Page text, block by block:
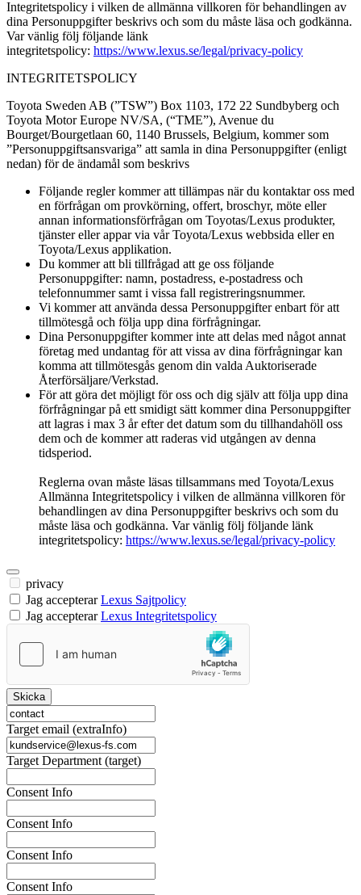
Integritetspolicy i vilken de allmänna villkoren för behandlingen av
dina Personuppgifter beskrivs och som du måste läsa och godkänna.
Var vänlig följ följande länk
integritetspolicy: https://www.lexus.se/legal/privacy-policy
INTEGRITETSPOLICY
Toyota Sweden AB (”TSW”) Box 1103, 172 22 Sundbyberg och
Toyota Motor Europe NV/SA, (“TME”), Avenue du
Bourget/Bourgetlaan 60, 1140 Brussels, Belgium, kommer som
”Personuppgiftsansvariga” att samla in dina Personuppgifter (enligt
nedan) för de ändamål som beskrivs
Följande regler kommer att tillämpas när du kontaktar oss med
en förfrågan om provkörning, offert, broschyr, möte eller
annan informationsförfrågan om Toyotas/Lexus produkter,
tjänster eller appar via vår Toyota/Lexus webbsida eller en
Toyota/Lexus applikation.
Du kommer att bli tillfrågad att ge oss följande
Personuppgifter: namn, postadress, e-postadress och
telefonnummer samt i vissa fall registreringsnummer.
Vi kommer att använda dessa Personuppgifter enbart för att
tillmötesgå och följa upp dina förfrågningar.
Dina Personuppgifter kommer inte att delas med något annat
företag med undantag för att vissa av dina förfrågningar kan
komma att tillmötesgås genom din valda Auktoriserade
Återförsäljare/Verkstad.
För att göra det möjligt för oss och dig själv att följa upp dina
förfrågningar på ett smidigt sätt kommer dina Personuppgifter
att lagras i max 3 år efter det datum som du tillhandahöll oss
dem och de kommer att raderas vid utgången av denna
tidsperiod.
Reglerna ovan måste läsas tillsammans med Toyota/Lexus
Allmänna Integritetspolicy i vilken de allmänna villkoren för
behandlingen av dina Personuppgifter beskrivs och som du
måste läsa och godkänna. Var vänlig följ följande länk
integritetspolicy: https://www.lexus.se/legal/privacy-policy
privacy
Jag accepterarLexus Sajtpolicy
Jag accepterarLexus Integritetspolicy
Skicka
Target email (extraInfo)
Target Department (target)
Consent Info
Consent Info
Consent Info
Consent Info